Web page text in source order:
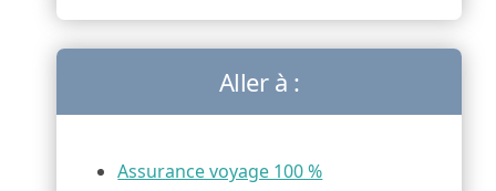
Aller à :
Assurance voyage 100 %